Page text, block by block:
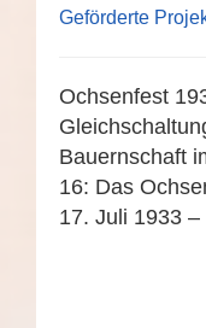
Geförderte
Ochsenfest
Bauernschaft
16: Das
17. Juli 1933